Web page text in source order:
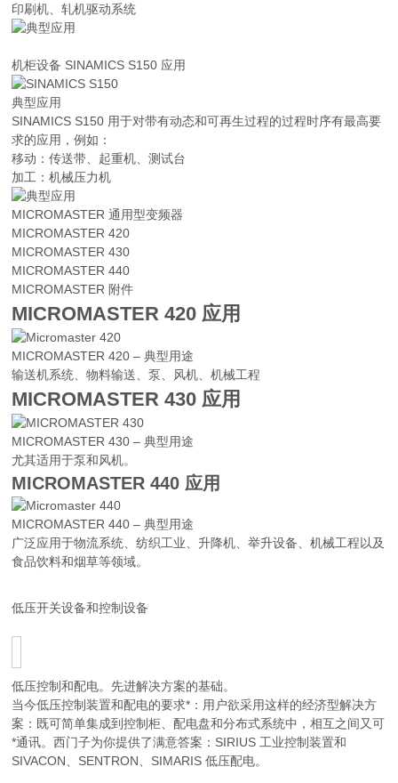
印刷机、轧机驱动系统
机柜设备 SINAMICS S150 应用
典型应用
SINAMICS S150 用于对带有动态和可再生过程的过程时序有最高要
求的应用，例如：
移动：传送带、起重机、测试台
加工：机械压力机
MICROMASTER 通用型变频器
MICROMASTER 420
MICROMASTER 430
MICROMASTER 440
MICROMASTER 附件
MICROMASTER 420 应用
MICROMASTER 420 – 典型用途
输送机系统、物料输送、泵、风机、机械工程
MICROMASTER 430 应用
MICROMASTER 430 – 典型用途
尤其适用于泵和风机。
MICROMASTER 440 应用
MICROMASTER 440 – 典型用途
广泛应用于物流系统、纺织工业、升降机、举升设备、机械工程以及
食品饮料和烟草等领域。
低压开关设备和控制设备
低压控制和配电。先进解决方案的基础。
当今低压控制装置和配电的要求*：用户欲采用这样的经济型解决方
案：既可简单集成到控制柜、配电盘和分布式系统中，相互之间又可
*通讯。西门子为你提供了满意答案：SIRIUS 工业控制装置和
SIVACON、SENTRON、SIMARIS 低压配电。